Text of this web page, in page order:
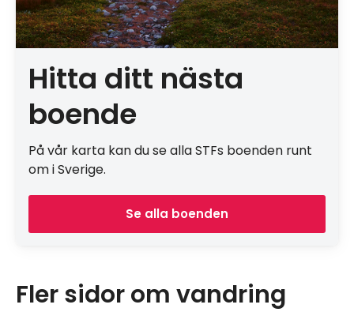
Hitta ditt nästa
boende
På vår karta kan du se alla STFs boenden runt
om i Sverige.
Se alla boenden
Fler sidor om vandring